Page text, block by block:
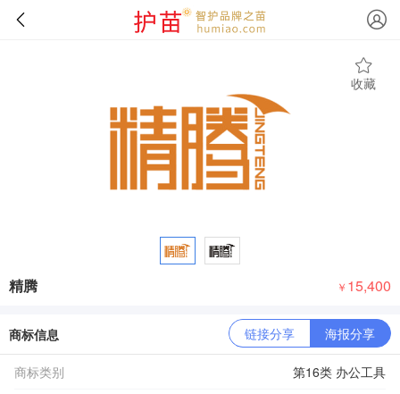
收藏
精腾 ￥ 15,400
商标信息 链接分享 海报分享
商标类别
第16类 办公工具